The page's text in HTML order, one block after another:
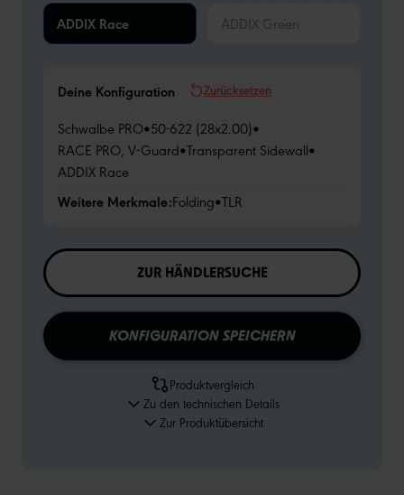
ADDIX Race
ADDIX Green
Deine Konfiguration Zurücksetzen
Schwalbe PRO•50-622 (28x2.00)•
RACE PRO, V-Guard•Transparent Sidewall•
ADDIX Race
Weitere Merkmale:Folding•TLR
ZUR HÄNDLERSUCHE
KONFIGURATION SPEICHERN
Produktvergleich
Zu den technischen Details
Zur Produktübersicht